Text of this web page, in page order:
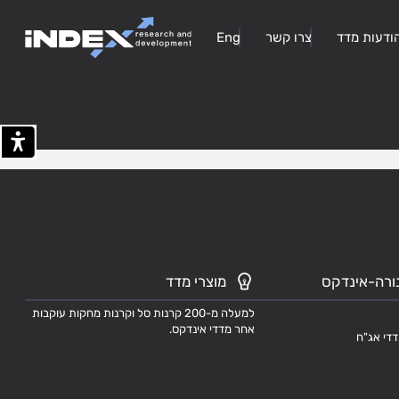
מדד צרו קשר Eng
אינדקס
אג"ח
מוצרי מדד
למעלה מ-200 קרנות סל וקרנות מחקות עוקבות
אחר מדדי אינדקס.